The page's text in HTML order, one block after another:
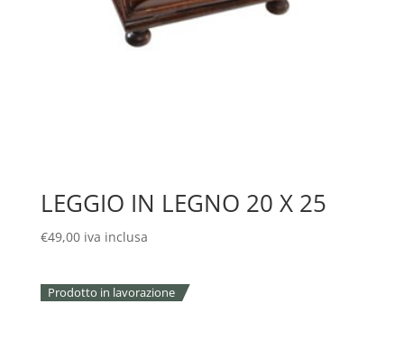
LEGGIO IN LEGNO 20 X 25
€49,00 iva inclusa
Prodotto in lavorazione